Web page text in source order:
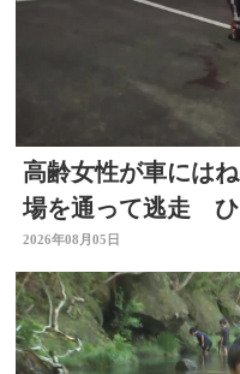
高齢女性が車には
場を通って逃走
大分
2026年08月05日